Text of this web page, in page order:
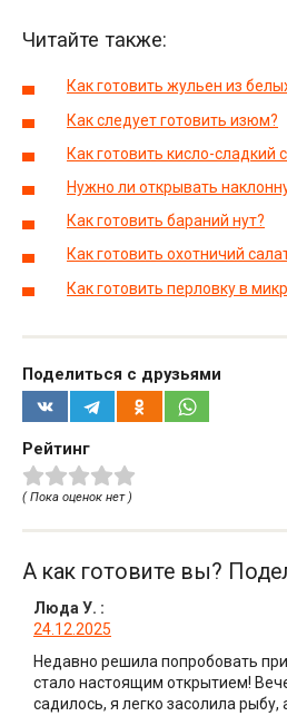
Читайте также:
Как готовить жульен из
Как следует готовить изюм?
Как готовить кисло-сладкий
Нужно ли открывать
Как готовить бараний нут?
Как готовить охотничий
Как готовить перловку в
Поделиться с друзьями
Рейтинг
( Пока оценок нет )
А как готовите вы?
Люда У. :
24.12.2025
Недавно решила попробовать
стало настоящим открытием!
садилось, я легко засолила рыбу,